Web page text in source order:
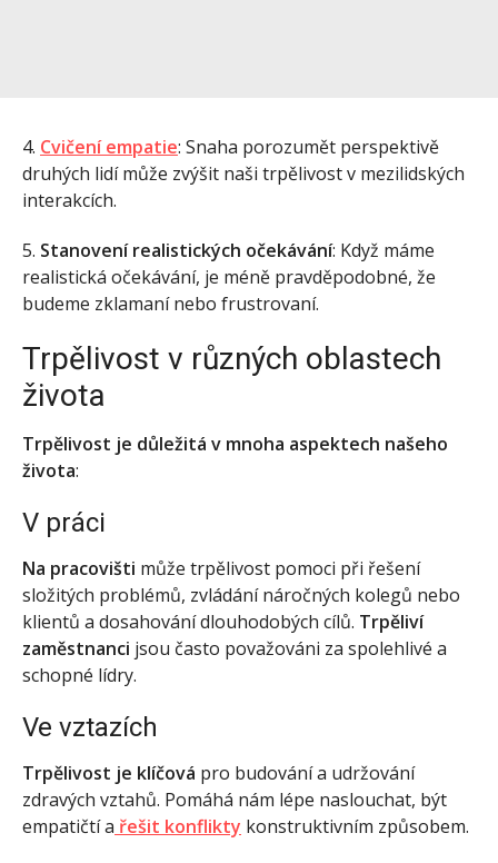
4. Cvičení empatie: Snaha porozumět perspektivě
druhých lidí může zvýšit naši trpělivost v mezilidských
interakcích.
5. Stanovení realistických očekávání: Když máme
realistická očekávání, je méně pravděpodobné, že
budeme zklamaní nebo frustrovaní.
Trpělivost v různých oblastech
života
Trpělivost je důležitá v mnoha aspektech našeho
života:
V práci
Na pracovišti může trpělivost pomoci při řešení
složitých problémů, zvládání náročných kolegů nebo
klientů a dosahování dlouhodobých cílů. Trpěliví
zaměstnanci jsou často považováni za spolehlivé a
schopné lídry.
Ve vztazích
Trpělivost je klíčová pro budování a udržování
zdravých vztahů. Pomáhá nám lépe naslouchat, být
empatičtí a řešit konflikty konstruktivním způsobem.